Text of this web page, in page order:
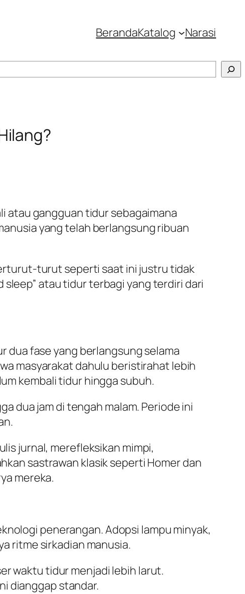
BerandaKatalog Narasi
atau gangguan tidur sebagaimana
yang telah berlangsung ribuan
turut seperti saat ini justru tidak
sleep” atau tidur terbagi yang terdiri dari
dua fase yang berlangsung selama
masyarakat dahulu beristirahat lebih
kembali tidur hingga subuh.
dua jam di tengah malam. Periode ini
jurnal, merefleksikan mimpi,
sastrawan klasik seperti Homer dan
mereka.
penerangan. Adopsi lampu minyak,
ritme sirkadian manusia.
waktu tidur menjadi lebih larut.
dianggap standar.